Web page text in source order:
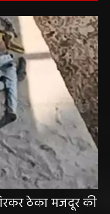
ठेका मजदूर की